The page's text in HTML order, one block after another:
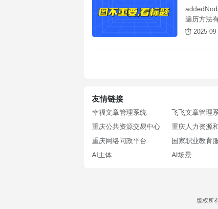
遍历方法
2025-
友情链接
幸福文章管理系统 飞飞文章管理
重庆公共资源交易中心
重庆人力资源和
重庆网络问政平台
国家职业教育
AI主体
AI场景
版权所